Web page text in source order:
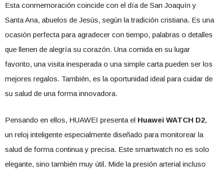
Esta conmemoración coincide con el día de San Joaquín y
Santa Ana, abuelos de Jesús, según la tradición cristiana. Es una
ocasión perfecta para agradecer con tiempo, palabras o detalles
que llenen de alegría su corazón. Una comida en su lugar
favorito, una visita inesperada o una simple carta pueden ser los
mejores regalos. También, es la oportunidad ideal para cuidar de
su salud de una forma innovadora.
Pensando en ellos, HUAWEI presenta el Huawei WATCH D2,
un reloj inteligente especialmente diseñado para monitorear la
salud de forma continua y precisa. Este smartwatch no es solo
elegante, sino también muy útil. Mide la presión arterial incluso